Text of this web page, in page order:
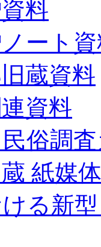
料
ート
蔵資料
資料
俗調査
紙媒
る新